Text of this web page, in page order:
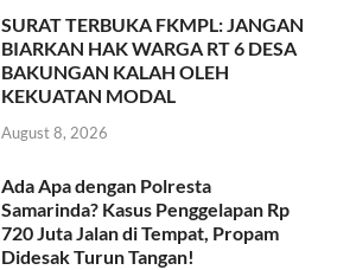
SURAT TERBUKA FKMPL: JANGAN
BIARKAN HAK WARGA RT 6 DESA
BAKUNGAN KALAH OLEH
KEKUATAN MODAL
August 8, 2026
Ada Apa dengan Polresta
Samarinda? Kasus Penggelapan Rp
720 Juta Jalan di Tempat, Propam
Didesak Turun Tangan!